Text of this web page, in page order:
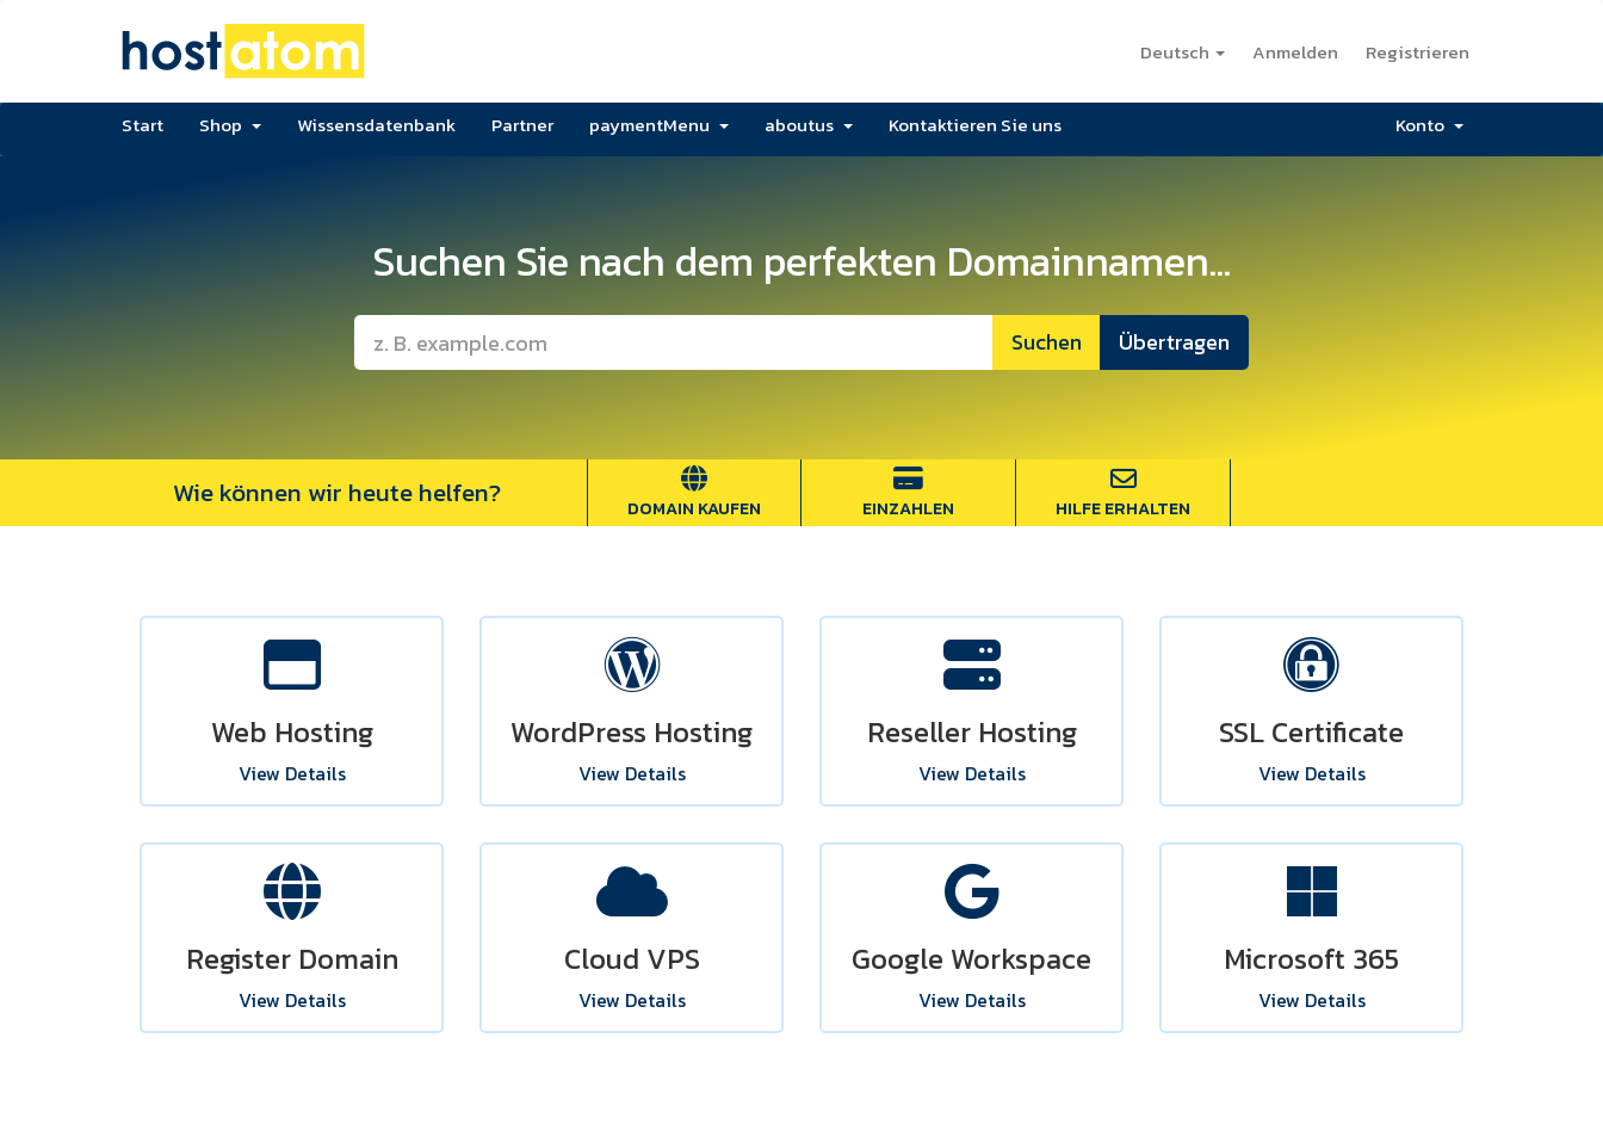
Deutsch Anmelden Registrieren
Start Shop Wissensdatenbank Partner paymentMenu aboutus Kontaktieren Sie uns Konto
Suchen Sie nach dem perfekten Domainnamen...
Wie können wir heute helfen? DOMAIN KAUFEN EINZAHLEN HILFE ERHALTEN
Web Hosting
View Details
WordPress Hosting
View Details
Reseller Hosting
View Details
SSL Certificate
View Details
Register Domain
View Details
Cloud VPS
View Details
Google Workspace
View Details
Microsoft 365
View Details